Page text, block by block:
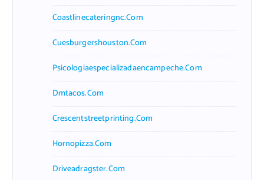
Coastlinecateringnc.com
Cuesburgershouston.com
Psicologiaespecializadaencampeche.com
Dmtacos.com
Crescentstreetprinting.com
Hornopizza.com
Driveadragster.com